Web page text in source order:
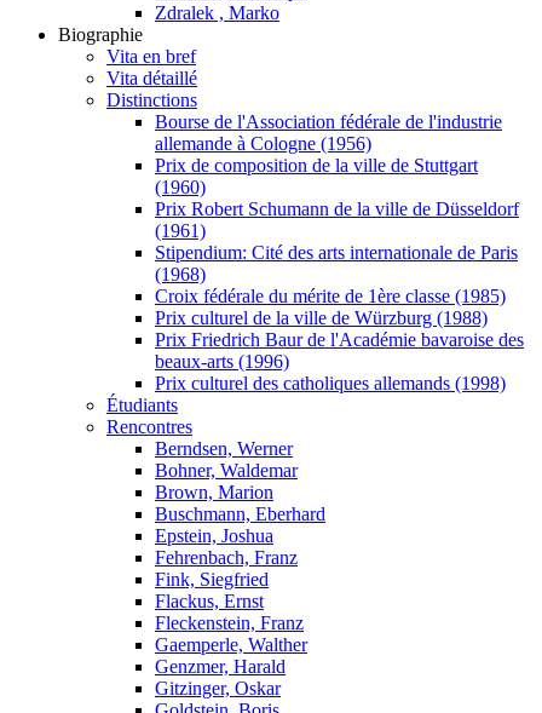
Zdralek , Marko
Biographie
Vita en bref
Vita détaillé
Distinctions
Bourse de l'Association fédérale de l'industrie
allemande à Cologne (1956)
Prix de composition de la ville de Stuttgart
(1960)
Prix Robert Schumann de la ville de Düsseldorf
(1961)
Stipendium: Cité des arts internationale de Paris
(1968)
Croix fédérale du mérite de 1ère classe (1985)
Prix culturel de la ville de Würzburg (1988)
Prix Friedrich Baur de l'Académie bavaroise des
beaux-arts (1996)
Prix culturel des catholiques allemands (1998)
Étudiants
Rencontres
Berndsen, Werner
Bohner, Waldemar
Brown, Marion
Buschmann, Eberhard
Epstein, Joshua
Fehrenbach, Franz
Fink, Siegfried
Flackus, Ernst
Fleckenstein, Franz
Gaemperle, Walther
Genzmer, Harald
Gitzinger, Oskar